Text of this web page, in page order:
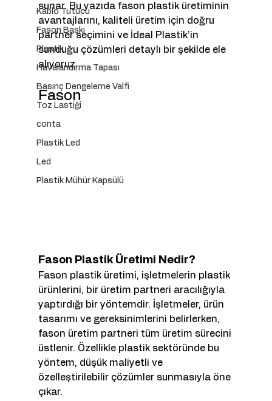
Kablo Tutucu
Fason Baskı
Plastik
Havalandırma Tapası
Basınç Dengeleme Valfi
Toz Lastiği
conta
Plastik Led
Led
Plastik Mühür Kapsülü
sunar. Bu yazıda fason plastik üretiminin
avantajlarını, kaliteli üretim için doğru
partner seçimini ve İdeal Plastik’in
sunduğu çözümleri detaylı bir şekilde ele
alıyoruz.
Fason
Fason Plastik Üretimi Nedir?
Fason plastik üretimi, işletmelerin plastik
ürünlerini, bir üretim partneri aracılığıyla
yaptırdığı bir yöntemdir. İşletmeler, ürün
tasarımı ve gereksinimlerini belirlerken,
fason üretim partneri tüm üretim sürecini
üstlenir. Özellikle plastik sektöründe bu
yöntem, düşük maliyetli ve
özelleştirilebilir çözümler sunmasıyla öne
çıkar.